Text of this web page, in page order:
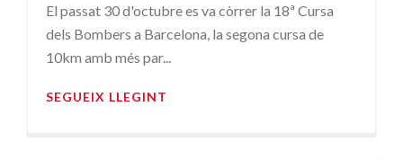
El passat 30 d'octubre es va còrrer la 18ª Cursa
dels Bombers a Barcelona, la segona cursa de
10km amb més par...
SEGUEIX LLEGINT